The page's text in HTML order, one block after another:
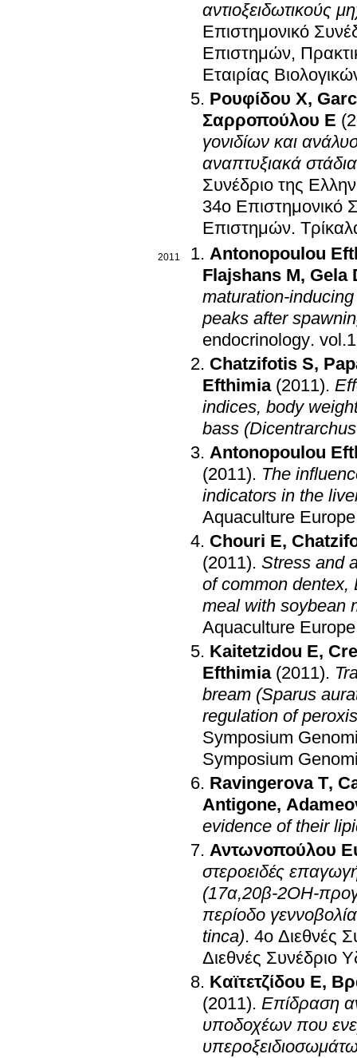
αντιοξειδωτικούς
Επιστημονικό
Επιστημών,
Εταιρίας
Ρουφίδου Χ,
Σαρροπούλου Ε
γονιδίων και
αναπτυξιακά
Συνέδριο της
34o Επιστημονικό
Επιστημών.
2011
Antonopoulou
Flajshans M, Gela
maturation-
peaks after
endocrinology.
Chatzifotis S,
Efthimia (2011).
indices, body
bass
Antonopoulou
(2011). The
indicators in the
Aquaculture
Chouri E,
(2011). Stress and
of common dentex,
meal with soybean
Aquaculture
Kaitetzidou E,
Efthimia (2011).
bream (Sparus
regulation of
Symposium
Symposium
Ravingerova T,
Antigone,
evidence of their
Αντωνοπούλου
στεροειδές
(17α,20β-2ΟΗ-
περίοδο
tinca). 4ο Διεθνές
Διεθνές Συνέδριο
Καϊτετζίδου Ε,
(2011). Επίδραση
υποδοχέων που